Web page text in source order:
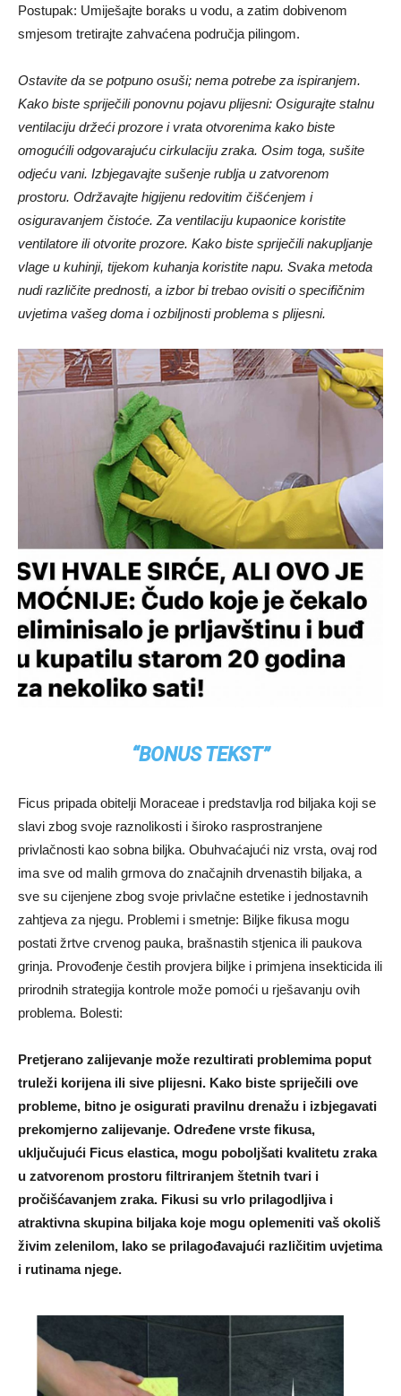
Postupak: Umiješajte boraks u vodu, a zatim dobivenom
smjesom tretirajte zahvaćena područja pilingom.
Ostavite da se potpuno osuši; nema potrebe za ispiranjem.
Kako biste spriječili ponovnu pojavu plijesni: Osigurajte stalnu
ventilaciju držeći prozore i vrata otvorenima kako biste
omogućili odgovarajuću cirkulaciju zraka. Osim toga, sušite
odjeću vani. Izbjegavajte sušenje rublja u zatvorenom
prostoru. Održavajte higijenu redovitim čišćenjem i
osiguravanjem čistoće. Za ventilaciju kupaonice koristite
ventilatore ili otvorite prozore. Kako biste spriječili nakupljanje
vlage u kuhinji, tijekom kuhanja koristite napu. Svaka metoda
nudi različite prednosti, a izbor bi trebao ovisiti o specifičnim
uvjetima vašeg doma i ozbiljnosti problema s plijesni.
“BONUS TEKST”
Ficus pripada obitelji Moraceae i predstavlja rod biljaka koji se
slavi zbog svoje raznolikosti i široko rasprostranjene
privlačnosti kao sobna biljka. Obuhvaćajući niz vrsta, ovaj rod
ima sve od malih grmova do značajnih drvenastih biljaka, a
sve su cijenjene zbog svoje privlačne estetike i jednostavnih
zahtjeva za njegu. Problemi i smetnje: Biljke fikusa mogu
postati žrtve crvenog pauka, brašnastih stjenica ili paukova
grinja. Provođenje čestih provjera biljke i primjena insekticida ili
prirodnih strategija kontrole može pomoći u rješavanju ovih
problema. Bolesti:
Pretjerano zalijevanje može rezultirati problemima poput
truleži korijena ili sive plijesni. Kako biste spriječili ove
probleme, bitno je osigurati pravilnu drenažu i izbjegavati
prekomjerno zalijevanje. Određene vrste fikusa,
uključujući Ficus elastica, mogu poboljšati kvalitetu zraka
u zatvorenom prostoru filtriranjem štetnih tvari i
pročišćavanjem zraka. Fikusi su vrlo prilagodljiva i
atraktivna skupina biljaka koje mogu oplemeniti vaš okoliš
živim zelenilom, lako se prilagođavajući različitim uvjetima
i rutinama njege.